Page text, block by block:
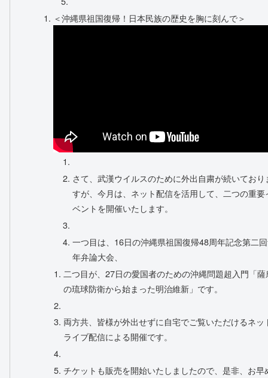
＜沖縄県祖国復帰！日本民族の歴史を胸に刻んで＞
さて、武漢ウイルスのために外出自粛が続いており
すが、今月は、ネット配信を活用して、二つの重要
ベントを開催いたします。
一つ目は、16日の沖縄県祖国復帰48周年記念第二
年弁論大会、
二つ目が、27日の愛国者のための沖縄問題超入門「薩
の琉球防衛から始まった明治維新」です。
両方共、皆様が外出せずに自宅でご覧いただけるネッ
ライブ配信による開催です。
チケットも販売を開始いたしましたので、是非、お早